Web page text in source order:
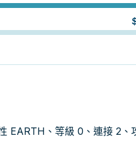
EARTH、等級 0、連接 2、